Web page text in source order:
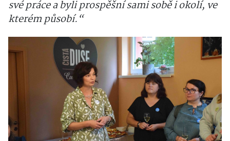
své práce a byli prospěšní sami sobě i okolí, ve
kterém působí.“